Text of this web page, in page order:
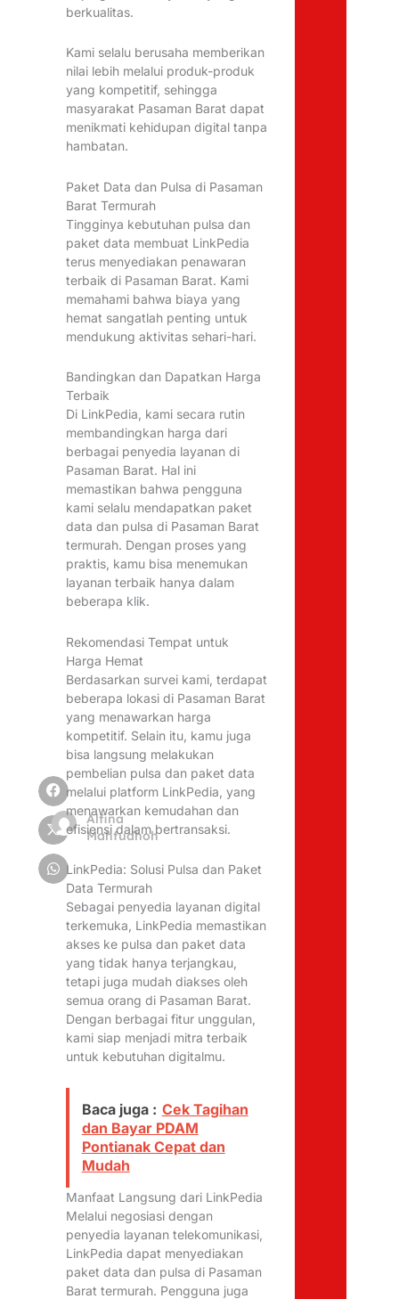
Alfina
Mahfudhoh
berkualitas.
Kami selalu berusaha memberikan
nilai lebih melalui produk-produk
yang kompetitif, sehingga
masyarakat Pasaman Barat dapat
menikmati kehidupan digital tanpa
hambatan.
Paket Data dan Pulsa di Pasaman
Barat Termurah
Tingginya kebutuhan pulsa dan
paket data membuat LinkPedia
terus menyediakan penawaran
terbaik di Pasaman Barat. Kami
memahami bahwa biaya yang
hemat sangatlah penting untuk
mendukung aktivitas sehari-hari.
Bandingkan dan Dapatkan Harga
Terbaik
Di LinkPedia, kami secara rutin
membandingkan harga dari
berbagai penyedia layanan di
Pasaman Barat. Hal ini
memastikan bahwa pengguna
kami selalu mendapatkan paket
data dan pulsa di Pasaman Barat
termurah. Dengan proses yang
praktis, kamu bisa menemukan
layanan terbaik hanya dalam
beberapa klik.
Rekomendasi Tempat untuk
Harga Hemat
Berdasarkan survei kami, terdapat
beberapa lokasi di Pasaman Barat
yang menawarkan harga
kompetitif. Selain itu, kamu juga
bisa langsung melakukan
pembelian pulsa dan paket data
melalui platform LinkPedia, yang
menawarkan kemudahan dan
efisiensi dalam bertransaksi.
LinkPedia: Solusi Pulsa dan Paket
Data Termurah
Sebagai penyedia layanan digital
terkemuka, LinkPedia memastikan
akses ke pulsa dan paket data
yang tidak hanya terjangkau,
tetapi juga mudah diakses oleh
semua orang di Pasaman Barat.
Dengan berbagai fitur unggulan,
kami siap menjadi mitra terbaik
untuk kebutuhan digitalmu.
Baca juga : Cek Tagihan
dan Bayar PDAM
Pontianak Cepat dan
Mudah
Manfaat Langsung dari LinkPedia
Melalui negosiasi dengan
penyedia layanan telekomunikasi,
LinkPedia dapat menyediakan
paket data dan pulsa di Pasaman
Barat termurah. Pengguna juga